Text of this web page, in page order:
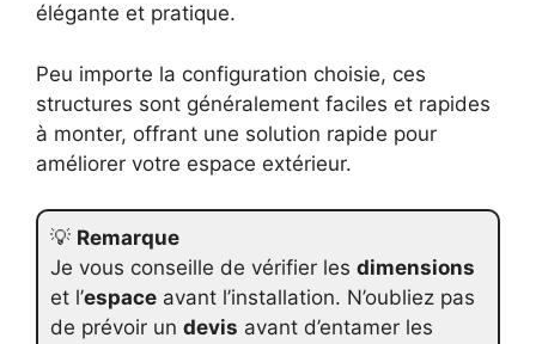
élégante et pratique.
Peu importe la configuration choisie, ces
structures sont généralement faciles et rapides
à monter, offrant une solution rapide pour
améliorer votre espace extérieur.
💡 Remarque
Je vous conseille de vérifier les dimensions
et l’espace avant l’installation. N’oubliez pas
de prévoir un devis avant d’entamer les